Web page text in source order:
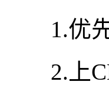
1.优先
2.上